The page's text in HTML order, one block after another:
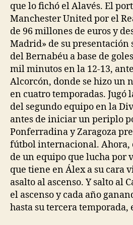
que lo fichó el Alavés. El
Manchester United por el
de 96 millones de euros y
Madrid» de su presentación
del Bernabéu a base de
mil minutos en la 12-13,
Alcorcón, donde se hizo un
en cuatro temporadas. Jugó
del segundo equipo en la
antes de iniciar un periplo
Ponferradina y Zaragoza
fútbol internacional. Ahora,
de un equipo que lucha por
que tiene en Álex a su cara
asalto al ascenso. Y salto al
el ascenso y cada año
hasta su tercera temporada,